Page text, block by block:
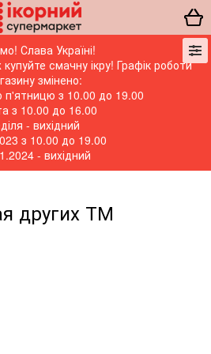
Слава Україні!
смачну ікру! Графік роботи
змінено:
п'ятницю з 10.00 до 19.00
з 10.00 до 16.00
- вихідний
з 10.00 до 19.00
- вихідний
других ТМ